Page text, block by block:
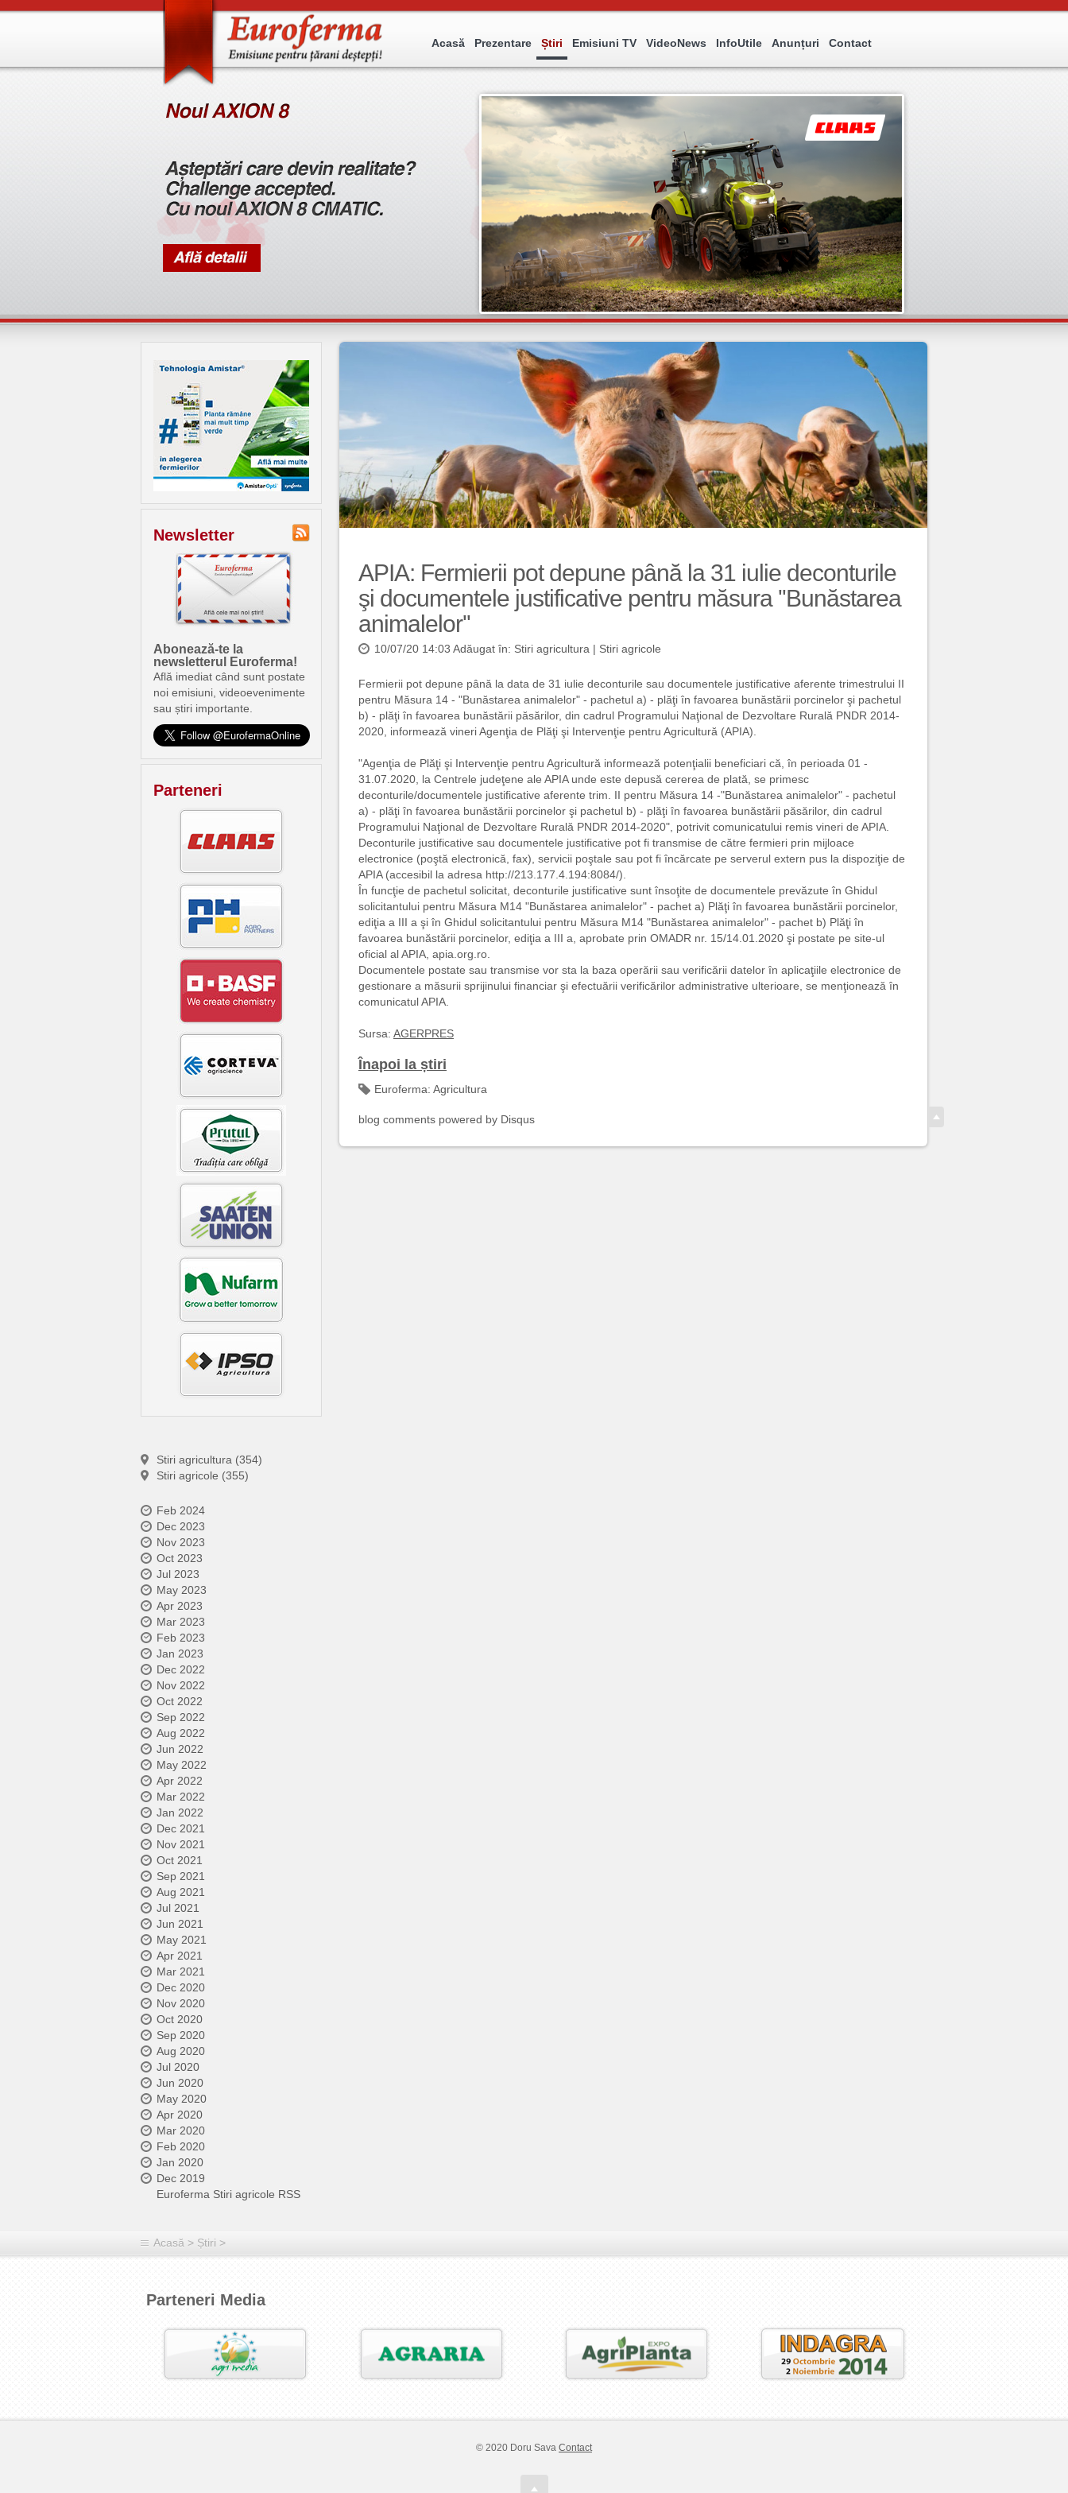
Acasă Prezentare Știri Emisiuni TV VideoNews InfoUtile Anunțuri Contact
Newsletter
Abonează-te la
newsletterul Euroferma!
Află imediat când sunt postate
noi emisiuni, videoevenimente
sau știri importante.
Parteneri
Stiri agricultura (354)
Stiri agricole (355)
Feb 2024
Dec 2023
Nov 2023
Oct 2023
Jul 2023
May 2023
Apr 2023
Mar 2023
Feb 2023
Jan 2023
Dec 2022
Nov 2022
Oct 2022
Sep 2022
Aug 2022
Jun 2022
May 2022
Apr 2022
Mar 2022
Jan 2022
Dec 2021
Nov 2021
Oct 2021
Sep 2021
Aug 2021
Jul 2021
Jun 2021
May 2021
Apr 2021
Mar 2021
Dec 2020
Nov 2020
Oct 2020
Sep 2020
Aug 2020
Jul 2020
Jun 2020
May 2020
Apr 2020
Mar 2020
Feb 2020
Jan 2020
Dec 2019
Euroferma Stiri agricole RSS
APIA: Fermierii pot depune până la 31 iulie deconturile
şi documentele justificative pentru măsura ''Bunăstarea
animalelor''
10/07/20 14:03 Adăugat în: Stiri agricultura | Stiri agricole
Fermierii pot depune până la data de 31 iulie deconturile sau documentele justificative aferente trimestrului II
pentru Măsura 14 - "Bunăstarea animalelor" - pachetul a) - plăţi în favoarea bunăstării porcinelor şi pachetul
b) - plăţi în favoarea bunăstării păsărilor, din cadrul Programului Naţional de Dezvoltare Rurală PNDR 2014-
2020, informează vineri Agenţia de Plăţi şi Intervenţie pentru Agricultură (APIA).
"Agenţia de Plăţi şi Intervenţie pentru Agricultură informează potenţialii beneficiari că, în perioada 01 -
31.07.2020, la Centrele judeţene ale APIA unde este depusă cererea de plată, se primesc
deconturile/documentele justificative aferente trim. II pentru Măsura 14 -"Bunăstarea animalelor" - pachetul
a) - plăţi în favoarea bunăstării porcinelor şi pachetul b) - plăţi în favoarea bunăstării păsărilor, din cadrul
Programului Naţional de Dezvoltare Rurală PNDR 2014-2020", potrivit comunicatului remis vineri de APIA.
Deconturile justificative sau documentele justificative pot fi transmise de către fermieri prin mijloace
electronice (poştă electronică, fax), servicii poştale sau pot fi încărcate pe serverul extern pus la dispoziţie de
APIA (accesibil la adresa http://213.177.4.194:8084/).
În funcţie de pachetul solicitat, deconturile justificative sunt însoţite de documentele prevăzute în Ghidul
solicitantului pentru Măsura M14 "Bunăstarea animalelor" - pachet a) Plăţi în favoarea bunăstării porcinelor,
ediţia a III a şi în Ghidul solicitantului pentru Măsura M14 "Bunăstarea animalelor" - pachet b) Plăţi în
favoarea bunăstării porcinelor, ediţia a III a, aprobate prin OMADR nr. 15/14.01.2020 şi postate pe site-ul
oficial al APIA, apia.org.ro.
Documentele postate sau transmise vor sta la baza operării sau verificării datelor în aplicaţiile electronice de
gestionare a măsurii sprijinului financiar şi efectuării verificărilor administrative ulterioare, se menţionează în
comunicatul APIA.
Sursa: AGERPRES
Înapoi la știri
Euroferma: Agricultura
blog comments powered by Disqus
Acasă > Știri >
Parteneri Media
© 2020 Doru Sava Contact